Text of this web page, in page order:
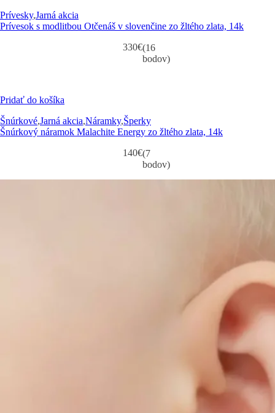
Prívesky,Jarná akcia
Prívesok s modlitbou Otčenáš v slovenčine zo žltého zlata, 14k
330€(16
bodov)
Pridať do košíka
Šnúrkové,Jarná akcia,Náramky,Šperky
Šnúrkový náramok Malachite Energy zo žltého zlata, 14k
140€(7
bodov)